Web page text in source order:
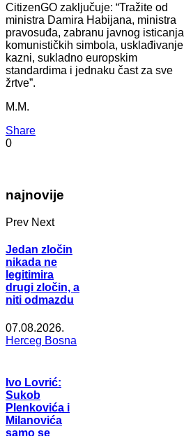
CitizenGO zaključuje: “Tražite od
ministra Damira Habijana, ministra
pravosuđa, zabranu javnog isticanja
komunističkih simbola, usklađivanje
kazni, sukladno europskim
standardima i jednaku čast za sve
žrtve”.
M.M.
Share
0
najnovije
Prev Next
Jedan zločin
nikada ne
legitimira
drugi zločin, a
niti odmazdu
07.08.2026.
Herceg Bosna
Ivo Lovrić:
Sukob
Plenkovića i
Milanovića
samo se